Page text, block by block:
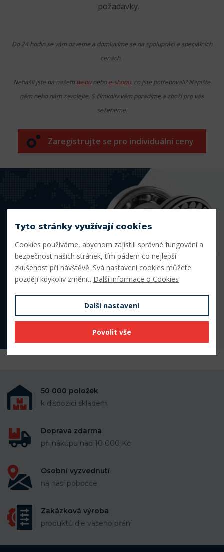
požadavky.
Do 24 hodin se vám ozveme a domluvíme se na spolupráci a speciálních
cenách.
Nenašli jste na našem webuneboe-shopu, co jste potřebovali? Napište
nám nebo nám zavolejte. S čímkoliv vám poradíme a zboží pro vás
seženeme.
Zaregistrujte se pro individuální ceny
50 000 položek
k dispozici skladem
Doprava zdarma
při nákupu nad 10 000 Kč
Osobní vyzvednutí
na naší pobočce
Zakázková výroba
produktů dle vašeho přání
Tyto stránky využívají cookies
Cookies používáme, abychom zajistili správné fungování a
bezpečnost našich stránek, tím pádem co nejlepší
zkušenost při návštěvě. Svá nastavení cookies můžete
později kdykoliv změnit. Další informace o Cookies
Další nastavení
Povolit vše